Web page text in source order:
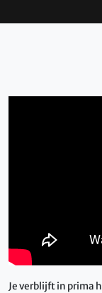
Je verblijft in prima